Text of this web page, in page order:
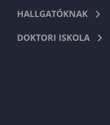
HALLGATÓKNAK
DOKTORI ISKOLA